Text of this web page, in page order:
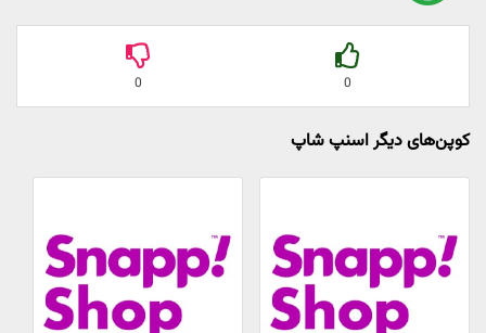
0
0
کوپن‌های دیگر اسنپ شاپ